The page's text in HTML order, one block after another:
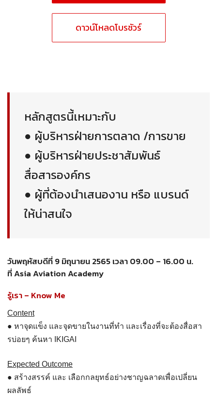
ดาวน์โหลดโบรชัวร์
หลักสูตรนี้เหมาะกับ
● ผู้บริหารฝ่ายการตลาด /การขาย
● ผู้บริหารฝ่ายประชาสัมพันธ์
สื่อสารองค์กร
● ผู้ที่ต้องนำเสนองาน หรือ แบรนด์
ให้น่าสนใจ
วันพฤหัสบดีที่ 9 มิถุนายน 2565 เวลา 09.00 – 16.00 น.
ที่ Asia Aviation Academy
รู้เรา – Know Me
Content
● หาจุดแข็ง และจุดขายในงานที่ทำ และเรื่องที่จะต้องสื่อสา
รบ่อยๆ ค้นหา IKIGAI
Expected Outcome
● สร้างสรรค์ และ เลือกกลยุทธ์อย่างชาญฉลาดเพื่อเปลี่ยน
ผลลัพธ์